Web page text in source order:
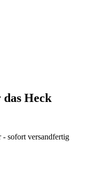
Heck
sofort versandfertig